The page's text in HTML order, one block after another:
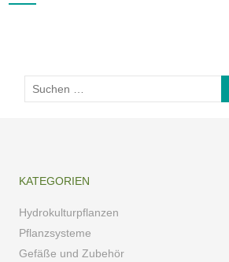
KATEGORIEN
Hydrokulturpflanzen
Pflanzsysteme
Gefäße und Zubehör